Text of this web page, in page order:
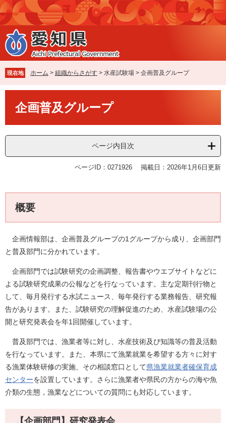
ペ
ー
ジ
の
先
で
す
。
メ
ニ
ュ
ー
を
ば
し
て
現在地 ホーム > 組織からさがす > 水産試験場 > 企画普及グループ
企画普及グループ
ページ内目次
ページID：0271926 掲載日：2026年1月6日更新
概要
企画情報部は、企画普及グループの1グループから成り、企画部門
と普及部門に分かれています。
企画部門では試験研究の企画調整、報告書やウエブサイトなどに
よる試験研究成果の公報などを行なっています。主な定期刊行物と
して、毎月発行する水試ニュース、毎年発行する業務報告、研究報
告があります。また、試験研究の理解促進のため、水産試験場の公
開と研究発表会を年1回開催しています。
普及部門では、漁業者等に対し、水産技術及び知識等の普及活動
を行なっています。また、本県にて漁業就業を希望する方々に対す
る漁業体験研修の実施、その相談窓口として県漁業就業者確保育成
センターを設置しています。さらに漁業者や県民の方からの海や魚
介類の生態，漁業などについての質問にも対応しています。